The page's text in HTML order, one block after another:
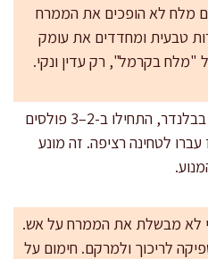
על המלח: 2 גרם מלח לא הופכים את הממרח
טבעית ומחדדים את עומק
"מלח בקרמל", רק עדין ונקי.
טחינה בפולסים ואז רציף: בבלנדר, התחילו ב-2–3 פולסים
לטחינה רציפה. זה מונע
לא מבשלת את הממרח על אש.
לריכוך ולמרקם. חימום על